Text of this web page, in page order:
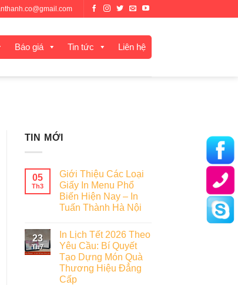
Báo giá Tin tức Liên hệ
TIN MỚI
05
Th3
Giới Thiệu Các Loại
Giấy In Menu Phổ
Biến Hiện Nay – In
Tuấn Thành Hà Nội
23
Th7
In Lịch Tết 2026 Theo
Yêu Cầu: Bí Quyết
Tạo Dựng Món Quà
Thương Hiệu Đẳng
Cấp